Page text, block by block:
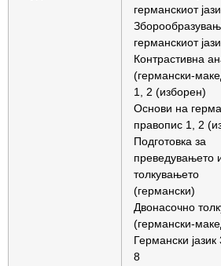
германскиот
германскиот
Контрастивна
(германски-
1, 2 (изборен)
Основи на
правопис 1, 2
Подготовка за
преведувањето
толкувањето
(германски)
Двонасочно
(германски-
Германски јазик
8